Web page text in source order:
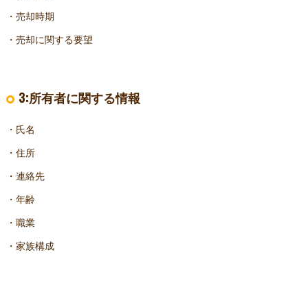
・売却時期
・売却に関する要望
3:所有者に関する情報
・氏名
・住所
・連絡先
・年齢
・職業
・家族構成